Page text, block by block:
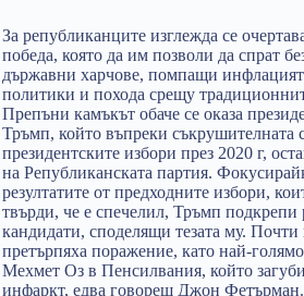
За републиканците изглежда се
победа, която да им позволи да спрат
държавни харчове, помпащи
политики и похода срещу
Препъни камъкът обаче се оказа
Тръмп, който въпреки съкрушителната
президентските избори през 2020 г,
на Републиканската партия.
резултатите от предходните избори,
твърди, че е спечелил, Тръмп подкрепи
кандидати, споделящи тезата му. Почти
претърпяха поражение, като най-
Мехмет Оз в Пенсилвания, който
инфаркт, едва говорещ Джон